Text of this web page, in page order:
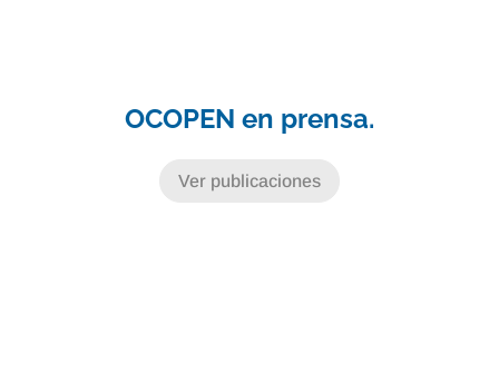
OCOPEN en prensa.
Ver publicaciones